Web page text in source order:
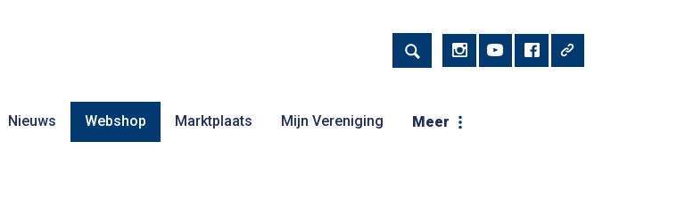
Nieuws Webshop Marktplaats Mijn Vereniging Meer